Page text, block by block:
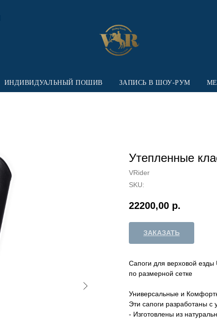
ИНДИВИДУАЛЬНЫЙ ПОШИВ ЗАПИСЬ В ШОУ-РУМ
Утепленные
VRider
SKU:
22200,00 р.
ЗАКАЗАТЬ
Сапоги для верховой езды
по размерной сетке
Универсальные и
Эти сапоги разработаны с
- Изготовлены из